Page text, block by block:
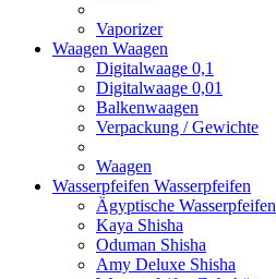
Vaporizer
Waagen Waagen
Digitalwaage 0,1
Digitalwaage 0,01
Balkenwaagen
Verpackung / Gewichte
Waagen
Wasserpfeifen Wasserpfeifen
Ägyptische Wasserpfeifen
Kaya Shisha
Oduman Shisha
Amy Deluxe Shisha